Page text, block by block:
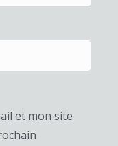
et mon site